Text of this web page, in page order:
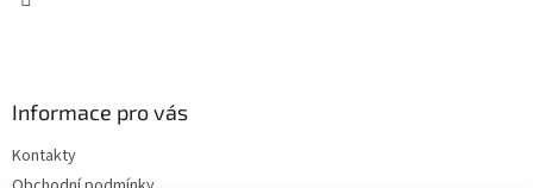
Informace pro vás
Kontakty